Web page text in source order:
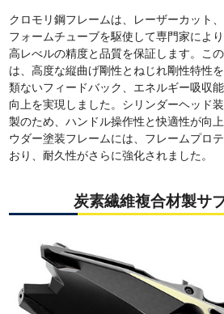
クロモリ鋼フレームは、レーザーカット
フォームチューブを駆使して専門家によ
高レべルの精度と品質を保証します。こ
は、高度な縦曲げ剛性とねじれ剛性特性
類ないフィードバック、エネルギー吸収
向上を実現しました。シリンダーヘッド
製のため、ハンドル操作性と快適性が向
ウダー塗装フレームには、フレームプロ
おり、耐久性がさらに強化されました。
炭素繊維複合材製サ